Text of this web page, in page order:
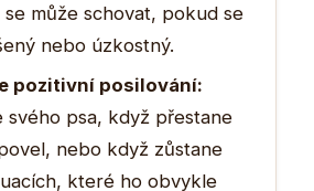
může schovat, pokud se
nebo úzkostný.
pozitivní posilování:
svého psa, když přestane
nebo když zůstane
které ho obvykle